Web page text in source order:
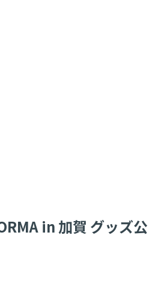
in 加賀 グッズ公